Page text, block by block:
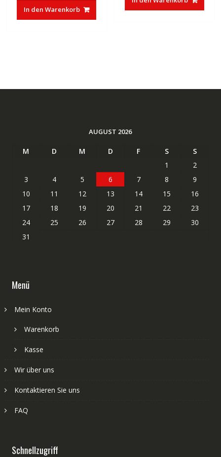
war:
€83,32
ist:
€50,01.
In den Warenkorb
€37,85 €23,27.
AUGUST 2026
M D M D F S
S
1
2
3
4 5 6 7 8
9
10
11 12 13 14 15
16
17
18 19 20 21 22
23
24
25 26 27 28 29
30
31
Menü
Mein Konto
Warenkorb
Kasse
Wir über uns
Kontaktieren Sie uns
FAQ
Schnellzugriff